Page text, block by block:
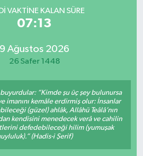
VAKTİNE KALAN SÜRE
07:13
9 Ağustos 2026
26 Safer 1448
buyurdular: “Kimde şu üç şey bulunursa
imanını kemâle erdirmiş olur: İnsanlar
(güzel) ahlâk, Allâhü Teâlâ’nın
kendisini menedecek verâ ve cahilin
defedebileceği hilim (yumuşak
(Hadis-i Şerif)